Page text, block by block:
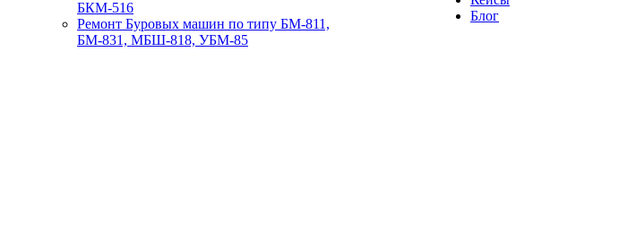
БКМ-516
Ремонт Буровых машин по типу БМ-811,
БМ-831, МБШ-818, УБМ-85
Блог